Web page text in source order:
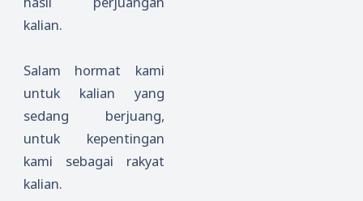
kalian.
Salam hormat kami
untuk kalian yang
sedang berjuang,
untuk kepentingan
kami sebagai rakyat
kalian.